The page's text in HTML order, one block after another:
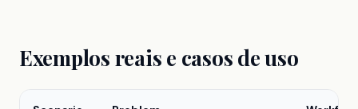
Exemplos reais e casos de uso